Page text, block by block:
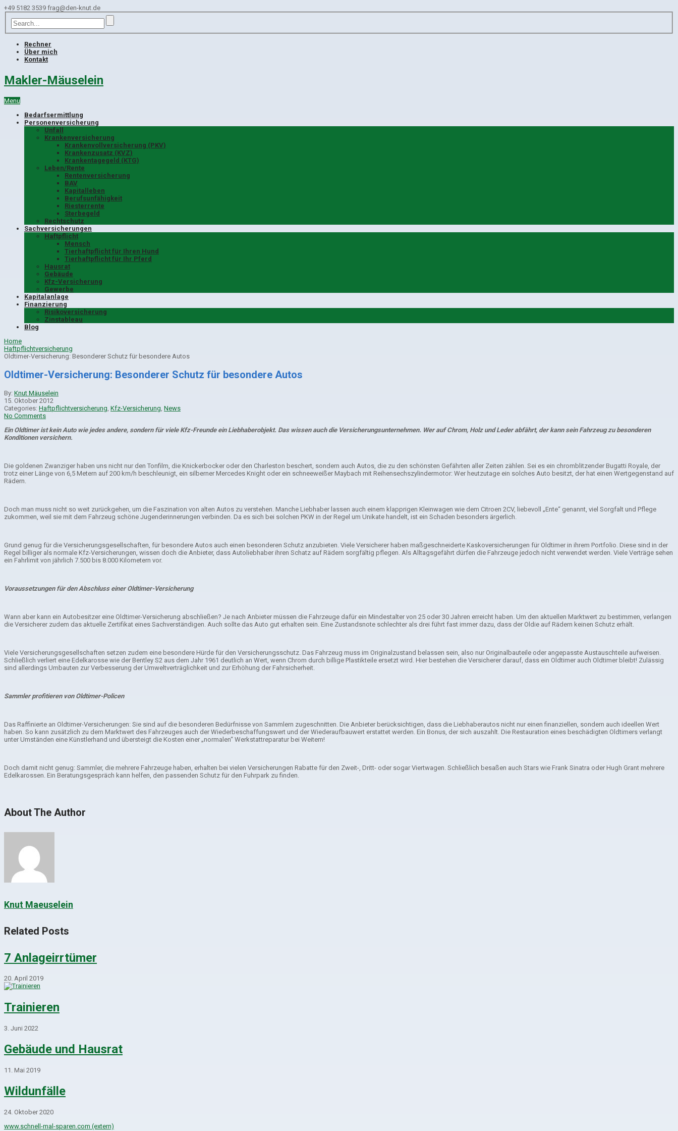
+49 5182 3539 frag@den-knut.de
Rechner
Über mich
Kontakt
Makler-Mäuselein
Menu
Bedarfsermittlung
Personenversicherung
Unfall
Krankenversicherung
Krankenvollversicherung (PKV)
Krankenzusatz (KVZ)
Krankentagegeld (KTG)
Leben/Rente
Rentenversicherung
BAV
Kapitalleben
Berufsunfähigkeit
Riesterrente
Sterbegeld
Rechtschutz
Sachversicherungen
Haftpflicht
Mensch
Tierhaftpflicht für Ihren Hund
Tierhaftpflicht für Ihr Pferd
Hausrat
Gebäude
Kfz-Versicherung
Gewerbe
Kapitalanlage
Finanzierung
Risikoversicherung
Zinstableau
Blog
Home
Haftpflichtversicherung
Oldtimer-Versicherung: Besonderer Schutz für besondere Autos
Oldtimer-Versicherung: Besonderer Schutz für besondere Autos
By: Knut Mäuselein
15. Oktober 2012
Categories: Haftpflichtversicherung Kfz-Versicherung News
No Comments
Ein Oldtimer ist kein Auto wie jedes andere, sondern für viele Kfz-Freunde ein Liebhaberobjekt. Das wissen auch die Versicherungsunternehmen. Wer auf Chrom, Holz und Leder abfährt, der kann sein Fahrzeug zu besonderen
Konditionen versichern.
Die goldenen Zwanziger haben uns nicht nur den Tonfilm, die Knickerbocker oder den Charleston beschert, sondern auch Autos, die zu den schönsten Gefährten aller Zeiten zählen. Sei es ein chromblitzender Bugatti Royale, der
trotz einer Länge von 6,5 Metern auf 200 km/h beschleunigt, ein silberner Mercedes Knight oder ein schneeweißer Maybach mit Reihensechszylindermotor: Wer heutzutage ein solches Auto besitzt, der hat einen Wertgegenstand auf
Rädern.
Doch man muss nicht so weit zurückgehen, um die Faszination von alten Autos zu verstehen. Manche Liebhaber lassen auch einem klapprigen Kleinwagen wie dem Citroen 2CV, liebevoll „Ente“ genannt, viel Sorgfalt und Pflege
zukommen, weil sie mit dem Fahrzeug schöne Jugenderinnerungen verbinden. Da es sich bei solchen PKW in der Regel um Unikate handelt, ist ein Schaden besonders ärgerlich.
Grund genug für die Versicherungsgesellschaften, für besondere Autos auch einen besonderen Schutz anzubieten. Viele Versicherer haben maßgeschneiderte Kaskoversicherungen für Oldtimer in ihrem Portfolio. Diese sind in der
Regel billiger als normale Kfz-Versicherungen, wissen doch die Anbieter, dass Autoliebhaber ihren Schatz auf Rädern sorgfältig pflegen. Als Alltagsgefährt dürfen die Fahrzeuge jedoch nicht verwendet werden. Viele Verträge sehen
ein Fahrlimit von jährlich 7.500 bis 8.000 Kilometern vor.
Voraussetzungen für den Abschluss einer Oldtimer-Versicherung
Wann aber kann ein Autobesitzer eine Oldtimer-Versicherung abschließen? Je nach Anbieter müssen die Fahrzeuge dafür ein Mindestalter von 25 oder 30 Jahren erreicht haben. Um den aktuellen Marktwert zu bestimmen, verlangen
die Versicherer zudem das aktuelle Zertifikat eines Sachverständigen. Auch sollte das Auto gut erhalten sein. Eine Zustandsnote schlechter als drei führt fast immer dazu, dass der Oldie auf Rädern keinen Schutz erhält.
Viele Versicherungsgesellschaften setzen zudem eine besondere Hürde für den Versicherungsschutz. Das Fahrzeug muss im Originalzustand belassen sein, also nur Originalbauteile oder angepasste Austauschteile aufweisen.
Schließlich verliert eine Edelkarosse wie der Bentley S2 aus dem Jahr 1961 deutlich an Wert, wenn Chrom durch billige Plastikteile ersetzt wird. Hier bestehen die Versicherer darauf, dass ein Oldtimer auch Oldtimer bleibt! Zulässig
sind allerdings Umbauten zur Verbesserung der Umweltverträglichkeit und zur Erhöhung der Fahrsicherheit.
Sammler profitieren von Oldtimer-Policen
Das Raffinierte an Oldtimer-Versicherungen: Sie sind auf die besonderen Bedürfnisse von Sammlern zugeschnitten. Die Anbieter berücksichtigen, dass die Liebhaberautos nicht nur einen finanziellen, sondern auch ideellen Wert
haben. So kann zusätzlich zu dem Marktwert des Fahrzeuges auch der Wiederbeschaffungswert und der Wiederaufbauwert erstattet werden. Ein Bonus, der sich auszahlt. Die Restauration eines beschädigten Oldtimers verlangt
unter Umständen eine Künstlerhand und übersteigt die Kosten einer „normalen“ Werkstattreparatur bei Weitem!
Doch damit nicht genug: Sammler, die mehrere Fahrzeuge haben, erhalten bei vielen Versicherungen Rabatte für den Zweit-, Dritt- oder sogar Viertwagen. Schließlich besaßen auch Stars wie Frank Sinatra oder Hugh Grant mehrere
Edelkarossen. Ein Beratungsgespräch kann helfen, den passenden Schutz für den Fuhrpark zu finden.
About The Author
Knut Maeuselein
Related Posts
7 Anlageirrtümer
20. April 2019
Trainieren
3. Juni 2022
Gebäude und Hausrat
11. Mai 2019
Wildunfälle
24. Oktober 2020
www.schnell-mal-sparen.com (extern)